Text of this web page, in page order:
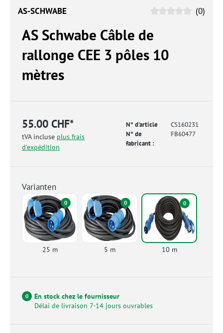
AS-SCHWABE (0)
AS Schwabe Câble de
rallonge CEE 3 pôles 10
mètres
55.00 CHF*
tVA incluse plus frais
d'expédition
N° d'article
CS160231
N° de
fabricant :
FB60477
Varianten
0
25 m
0
5 m
0
10 m
0
En stock chez le fournisseur
Délai de livraison 7-14 jours ouvrables